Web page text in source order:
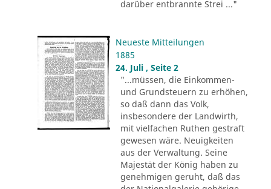
darüber entbrannte Strei ..."
Neueste Mitteilungen
1885
24. Juli , Seite 2
"...müssen, die Einkommen-
und Grundsteuern zu erhöhen,
so daß dann das Volk,
insbesondere der Landwirth,
mit vielfachen Ruthen gestraft
gewesen wäre. Neuigkeiten
aus der Verwaltung. Seine
Majestät der König haben zu
genehmigen geruht, daß das